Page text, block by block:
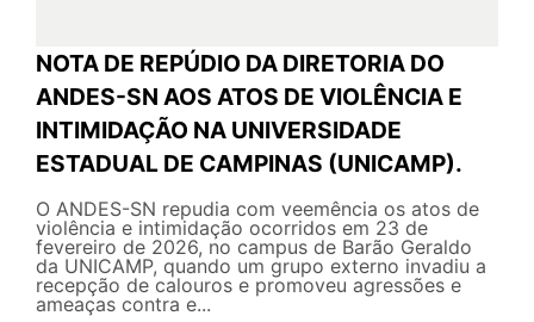
NOTA DE REPÚDIO DA DIRETORIA DO
ANDES-SN AOS ATOS DE VIOLÊNCIA E
INTIMIDAÇÃO NA UNIVERSIDADE
ESTADUAL DE CAMPINAS (UNICAMP).
O ANDES-SN repudia com veemência os atos de
violência e intimidação ocorridos em 23 de
fevereiro de 2026, no campus de Barão Geraldo
da UNICAMP, quando um grupo externo invadiu a
recepção de calouros e promoveu agressões e
ameaças contra e...